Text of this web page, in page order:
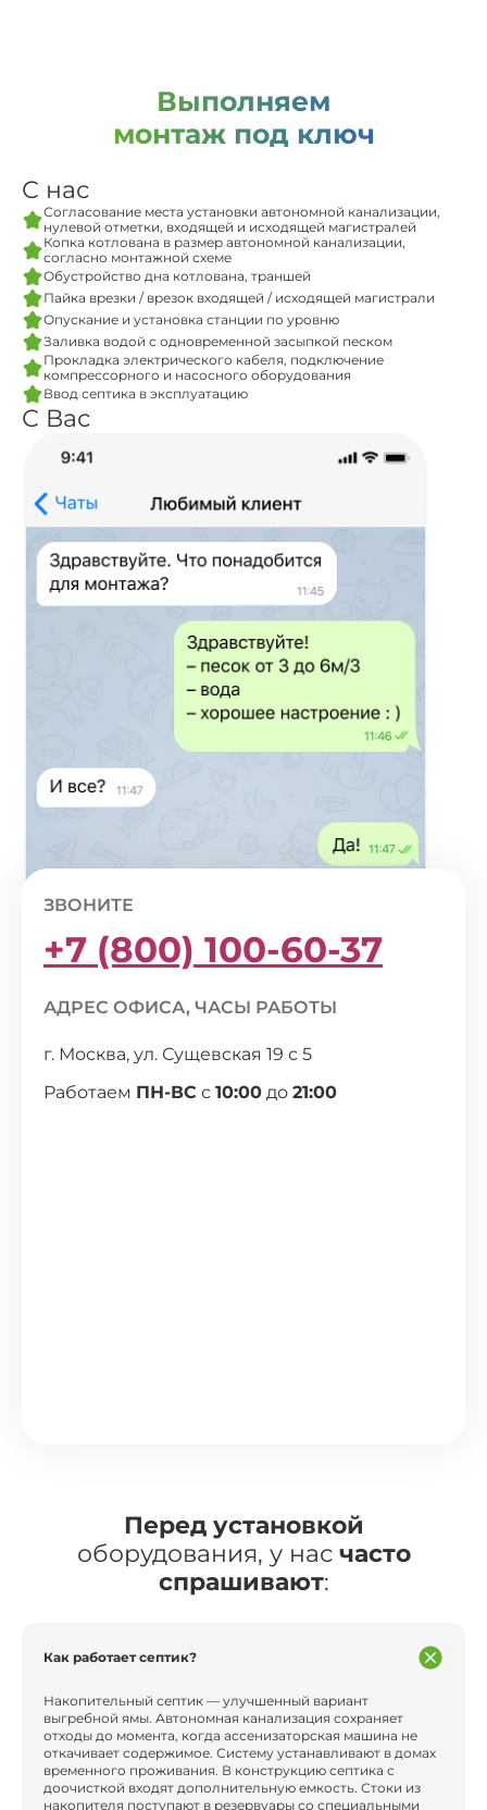
Выполняем
монтаж под ключ
С нас
Согласование места установки автономной канализации,
нулевой отметки, входящей и исходящей магистралей
Копка котлована в размер автономной канализации,
согласно монтажной схеме
Обустройство дна котлована, траншей
Пайка врезки / врезок входящей / исходящей магистрали
Опускание и установка станции по уровню
Заливка водой с одновременной засыпкой песком
Прокладка электрического кабеля, подключение
компрессорного и насосного оборудования
Ввод септика в эксплуатацию
С Вас
ЗВОНИТЕ
+7 (800) 100-60-37
АДРЕС ОФИСА, ЧАСЫ РАБОТЫ
г. Москва, ул. Сущевская 19 с 5
Работаем ПН-ВС с 10:00 до 21:00
Перед установкой
оборудования, у нас часто
спрашивают:
Как работает септик?
Накопительный септик — улучшенный вариант
выгребной ямы. Автономная канализация сохраняет
отходы до момента, когда ассенизаторская машина не
откачивает содержимое. Систему устанавливают в домах
временного проживания. В конструкцию септика с
доочисткой входят дополнительную емкость. Стоки из
накопителя поступают в резервуары со специальными